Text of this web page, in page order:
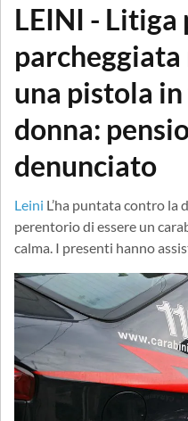
LEINI -
parcheggiata
una pistola in
donna:
denunciato
Leini L’ha puntata contro la
perentorio di essere un
calma. I presenti hanno